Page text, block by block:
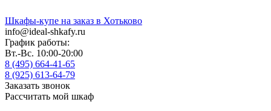
Шкафы-купе на заказ в Хотьково
info@ideal-shkafy.ru
График работы:
Вт.-Вс. 10:00-20:00
8 (495) 664-41-65
8 (925) 613-64-79
Заказать звонок
Рассчитать мой шкаф